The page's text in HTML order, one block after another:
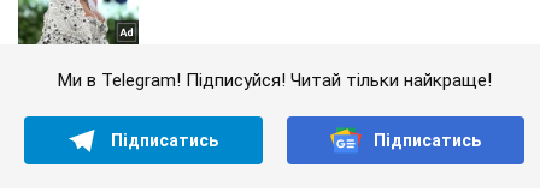
Ми в Telegram! Підписуйся! Читай тільки найкраще!
Підписатись Підписатись